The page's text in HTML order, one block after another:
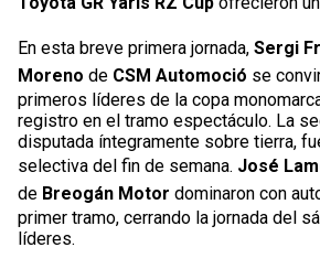
En esta breve primera jornada, Sergi
Moreno de CSM Automoció se
primeros líderes de la copa
registro en el tramo espectáculo. La
disputada íntegramente sobre tierra,
selectiva del fin de semana. José
de Breogán Motor dominaron con
primer tramo, cerrando la jornada del
líderes.